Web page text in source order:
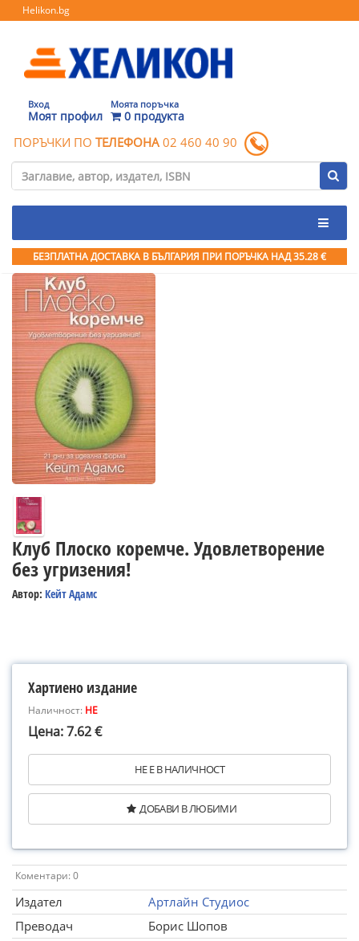
Helikon.bg
Вход
Моят профил
Моята поръчка
0 продукта
ПОРЪЧКИ ПО ТЕЛЕФОНА 02 460 40 90
БЕЗПЛАТНА ДОСТАВКА В БЪЛГАРИЯ ПРИ ПОРЪЧКА НАД 35.28 €
Клуб Плоско коремче. Удовлетворение
без угризения!
Автор: Кейт Адамс
Хартиено издание
Наличност: НЕ
Цена: 7.62 €
НЕ Е В НАЛИЧНОСТ
ДОБАВИ В ЛЮБИМИ
Коментари: 0
Издател
Артлайн Студиос
Преводач
Борис Шопов